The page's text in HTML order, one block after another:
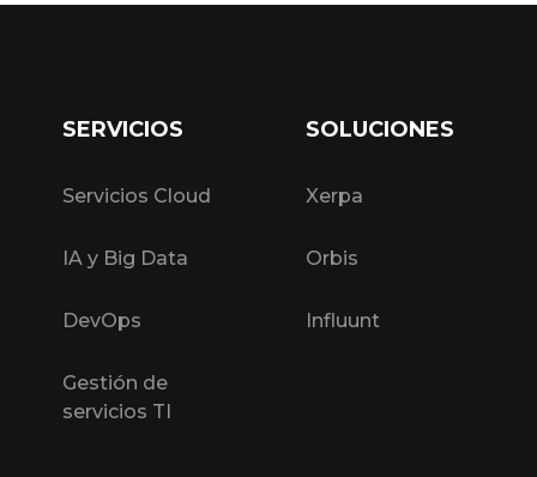
SERVICIOS
Servicios Cloud
IA y Big Data
DevOps
Gestión de
servicios TI
SOLUCIONES
Xerpa
Orbis
Influunt